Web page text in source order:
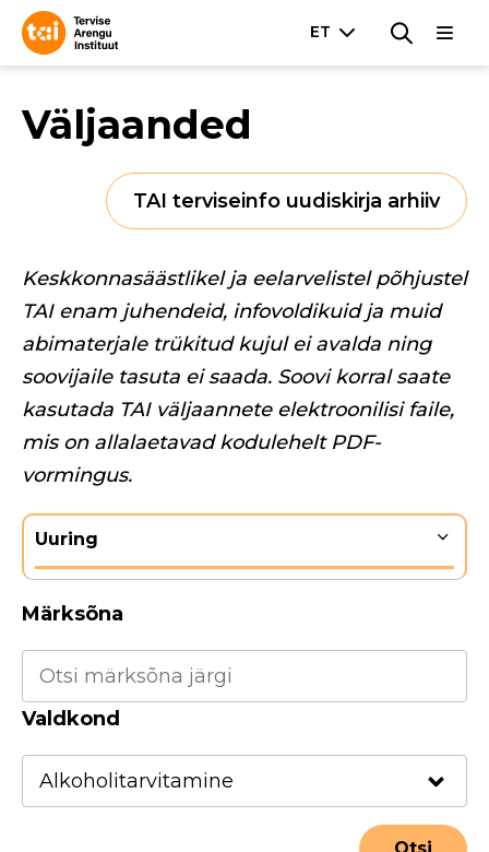
Väljaanded
TAI terviseinfo uudiskirja arhiiv
Keskkonnasäästlikel ja eelarvelistel põhjustel
TAI enam juhendeid, infovoldikuid ja muid
abimaterjale trükitud kujul ei avalda ning
soovijaile tasuta ei saada. Soovi korral saate
kasutada TAI väljaannete elektroonilisi faile,
mis on allalaetavad kodulehelt PDF-
vormingus.
Uuring
Märksõna
Valdkond